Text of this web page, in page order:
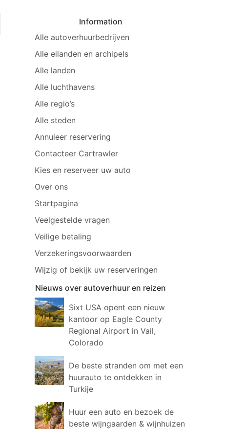
Information
Alle autoverhuurbedrijven
Alle eilanden en archipels
Alle landen
Alle luchthavens
Alle regio’s
Alle steden
Annuleer reservering
Contacteer Cartrawler
Kies en reserveer uw auto
Over ons
Startpagina
Veelgestelde vragen
Veilige betaling
Verzekeringsvoorwaarden
Wijzig of bekijk uw reserveringen
Nieuws over autoverhuur en reizen
Sixt USA opent een nieuw
kantoor op Eagle County
Regional Airport in Vail,
Colorado
De beste stranden om met een
huurauto te ontdekken in
Turkije
Huur een auto en bezoek de
beste wijngaarden & wijnhuizen